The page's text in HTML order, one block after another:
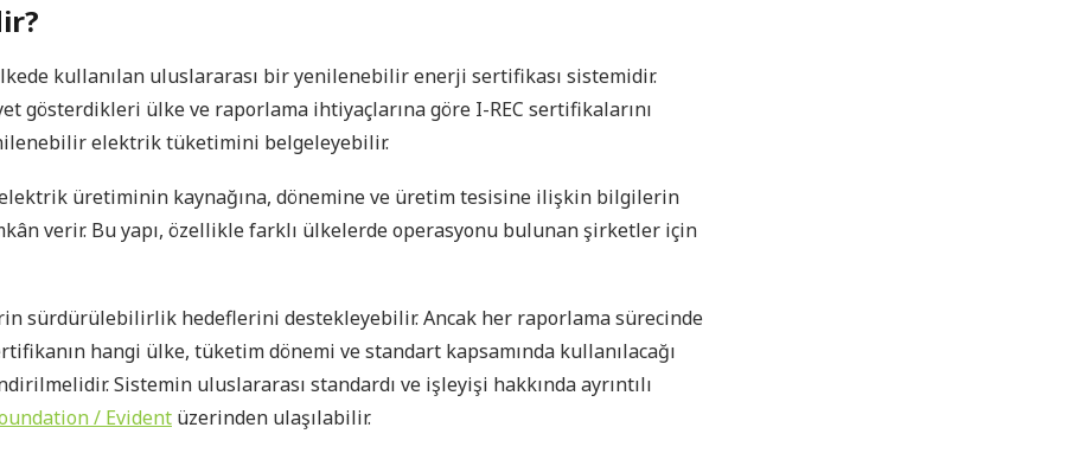
kullanılan uluslararası bir yenilenebilir enerji sertifikası sistemidir.
gösterdikleri ülke ve raporlama ihtiyaçlarına göre I-REC sertifikalarını
elektrik tüketimini belgeleyebilir.
elektrik üretiminin kaynağına, dönemine ve üretim tesisine ilişkin bilgilerin
verir. Bu yapı, özellikle farklı ülkelerde operasyonu bulunan şirketler için
sürdürülebilirlik hedeflerini destekleyebilir. Ancak her raporlama sürecinde
hangi ülke, tüketim dönemi ve standart kapsamında kullanılacağı
Sistemin uluslararası standardı ve işleyişi hakkında ayrıntılı
/ Evident üzerinden ulaşılabilir.